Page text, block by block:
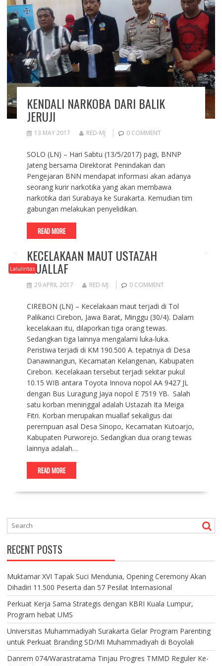
KENDALI NARKOBA DARI BALIK
JERUJI
13 MAY 2017 RED-MJ 0 COMMENT
SOLO (LN) – Hari Sabtu (13/5/2017) pagi, BNNP
Jateng bersama Direktorat Penindakan dan
Pengejaran BNN mendapat informasi akan adanya
seorang kurir narkotika yang akan membawa
narkotika dari Surabaya ke Surakarta. Kemudian tim
gabungan melakukan penyelidikan.
READ MORE
Lalulintas
KECELAKAAN MAUT USTAZAH
MUALLAF
29 APRIL 2017 RED-MJ 0 COMMENT
CIREBON (LN) – Kecelakaan maut terjadi di Tol
Palikanci Cirebon, Jawa Barat, Minggu (30/4). Dalam
kecelakaan itu, dilaporkan tiga orang tewas.
Sedangkan tiga lainnya mengalami luka-luka.
Peristiwa terjadi di KM 190.500 A. tepatnya di Desa
Danawinangun, Kecamatan Kelangenan, Kabupaten
Cirebon. Kecelakaan tersebut terjadi sekitar pukul
10.15 WIB antara Toyota Innova nopol AA 9427 JL
dengan Bus Luragung Jaya nopol E 7519 YB. Salah
satu korban meninggal adalah Ustazah Ita Meiga
Fitri. Korban merupakan muallaf sekaligus dai
perempuan asal Desa Sinopo, Kecamatan Kutoarjo,
Kabupaten Purworejo. Sedangkan dua orang tewas
lainnya adalah…
READ MORE
RECENT POSTS
Muktamar XVI Tapak Suci Mendunia, Opening Ceremony Akan
Dihadiri 11.500 Peserta dan 57 Pesilat Internasional
Perkuat Kerja Sama Strategis dengan KBRI Kuala Lumpur,
Program hebat UMS
Universitas Muhammadiyah Surakarta Gelar Program Parenting
untuk Perkuat Branding SD/MI Muhammadiyah di Boyolali
Danrem 074/Warastratama Tinjau Progres TMMD Reguler Ke-